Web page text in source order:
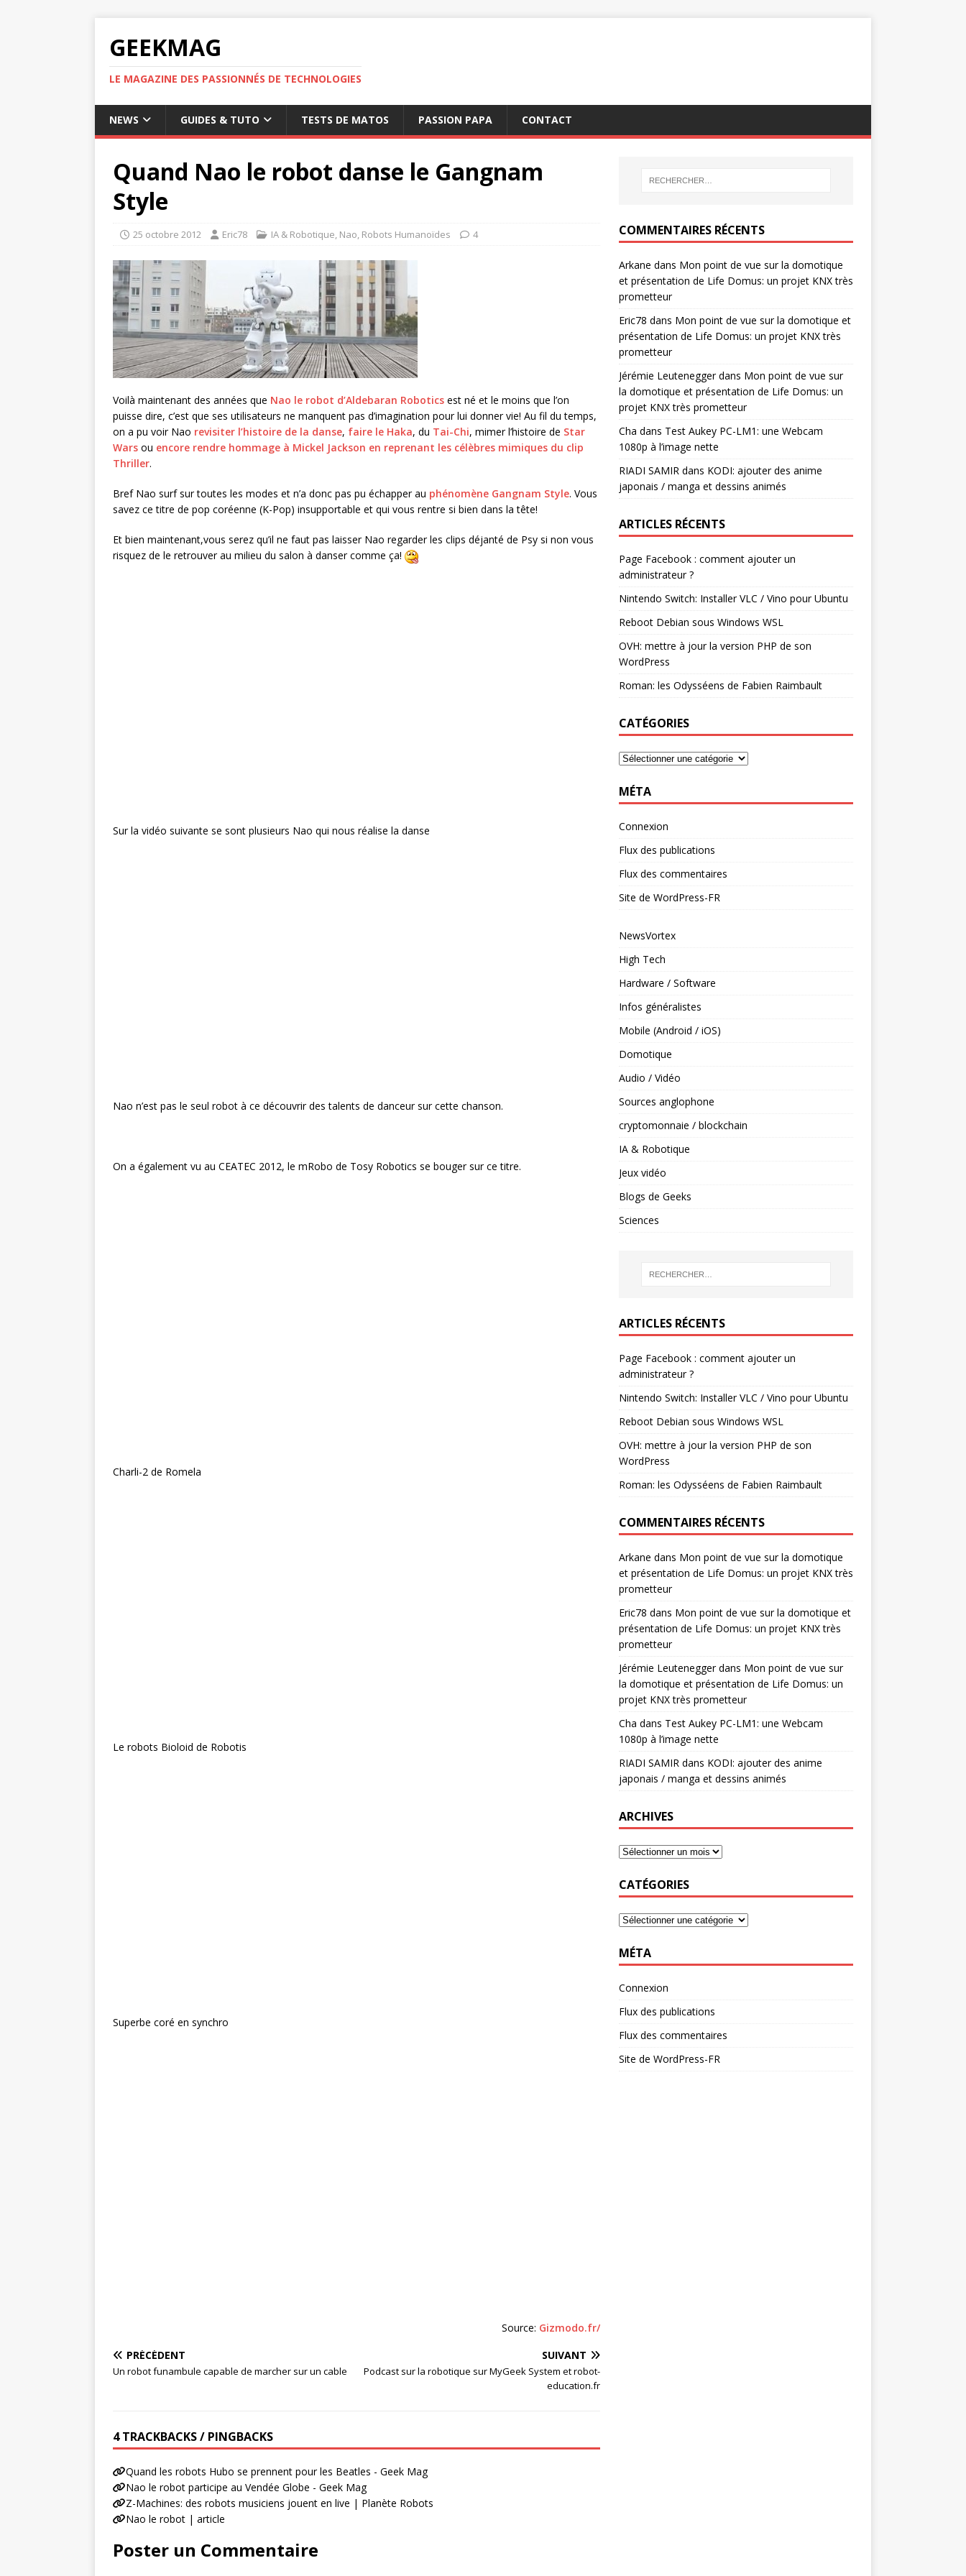
GEEKMAG
LE MAGAZINE DES PASSIONNÉS DE TECHNOLOGIES
NEWS GUIDES & TUTO TESTS DE MATOS PASSION PAPA CONTACT
Quand Nao le robot danse le Gangnam
Style
25 octobre 2012 Eric78 IA & Robotique, Nao, Robots Humanoïdes 4
Voilà maintenant des années que Nao le robot d’Aldebaran Robotics est né et le moins que l’on
puisse dire, c’est que ses utilisateurs ne manquent pas d’imagination pour lui donner vie! Au fil du temps,
on a pu voir Nao revisiter l’histoire de la danse, faire le Haka, du Tai-Chi, mimer l’histoire de Star
Wars ou encore rendre hommage à Mickel Jackson en reprenant les célèbres mimiques du clip
Thriller.
Bref Nao surf sur toutes les modes et n’a donc pas pu échapper au phénomène Gangnam Style. Vous
savez ce titre de pop coréenne (K-Pop) insupportable et qui vous rentre si bien dans la tête!
Et bien maintenant,vous serez qu’il ne faut pas laisser Nao regarder les clips déjanté de Psy si non vous
risquez de le retrouver au milieu du salon à danser comme ça!
Sur la vidéo suivante se sont plusieurs Nao qui nous réalise la danse
Nao n’est pas le seul robot à ce découvrir des talents de danceur sur cette chanson.
On a également vu au CEATEC 2012, le mRobo de Tosy Robotics se bouger sur ce titre.
Charli-2 de Romela
Le robots Bioloid de Robotis
Superbe coré en synchro
Source: Gizmodo.fr/
PRÉCÉDENT
Un robot funambule capable de marcher sur un cable
SUIVANT
Podcast sur la robotique sur MyGeek System et robot-
education.fr
4 TRACKBACKS / PINGBACKS
Quand les robots Hubo se prennent pour les Beatles - Geek Mag
Nao le robot participe au Vendée Globe - Geek Mag
Z-Machines: des robots musiciens jouent en live | Planète Robots
Nao le robot | article
Poster un Commentaire
COMMENTAIRES RÉCENTS
Arkane dans Mon point de vue sur la domotique
et présentation de Life Domus: un projet KNX très
prometteur
Eric78 dans Mon point de vue sur la domotique et
présentation de Life Domus: un projet KNX très
prometteur
Jérémie Leuteneggerdans Mon point de vue sur
la domotique et présentation de Life Domus: un
projet KNX très prometteur
Cha dans Test Aukey PC-LM1: une Webcam
1080p à l’image nette
RIADI SAMIR dans KODI: ajouter des anime
japonais / manga et dessins animés
ARTICLES RÉCENTS
Page Facebook : comment ajouter un
administrateur ?
Nintendo Switch: Installer VLC / Vino pour Ubuntu
Reboot Debian sous Windows WSL
OVH: mettre à jour la version PHP de son
WordPress
Roman: les Odysséens de Fabien Raimbault
CATÉGORIES
MÉTA
Connexion
Flux des publications
Flux des commentaires
Site de WordPress-FR
NewsVortex
High Tech
Hardware / Software
Infos généralistes
Mobile (Android / iOS)
Domotique
Audio / Vidéo
Sources anglophone
cryptomonnaie / blockchain
IA & Robotique
Jeux vidéo
Blogs de Geeks
Sciences
ARTICLES RÉCENTS
Page Facebook : comment ajouter un
administrateur ?
Nintendo Switch: Installer VLC / Vino pour Ubuntu
Reboot Debian sous Windows WSL
OVH: mettre à jour la version PHP de son
WordPress
Roman: les Odysséens de Fabien Raimbault
COMMENTAIRES RÉCENTS
Arkane dans Mon point de vue sur la domotique
et présentation de Life Domus: un projet KNX très
prometteur
Eric78 dans Mon point de vue sur la domotique et
présentation de Life Domus: un projet KNX très
prometteur
Jérémie Leuteneggerdans Mon point de vue sur
la domotique et présentation de Life Domus: un
projet KNX très prometteur
Cha dans Test Aukey PC-LM1: une Webcam
1080p à l’image nette
RIADI SAMIRdans KODI: ajouter des anime
japonais / manga et dessins animés
ARCHIVES
CATÉGORIES
MÉTA
Connexion
Flux des publications
Flux des commentaires
Site de WordPress-FR